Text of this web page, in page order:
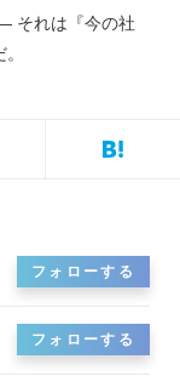
それは『今の社
フォローする
フォローする